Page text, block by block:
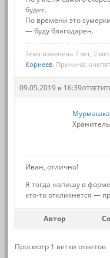
будет.
По времени это
— буду благодарен.
Тема изменена 7 лет, 2
Корнеев. Причина:
09.05.2019 в 16:39
Мурмашка
Хранитель
Иван, отлично!
Я тогда напишу в
кто-то откликнется —
Автор
Просмотр 1 ветки ответов